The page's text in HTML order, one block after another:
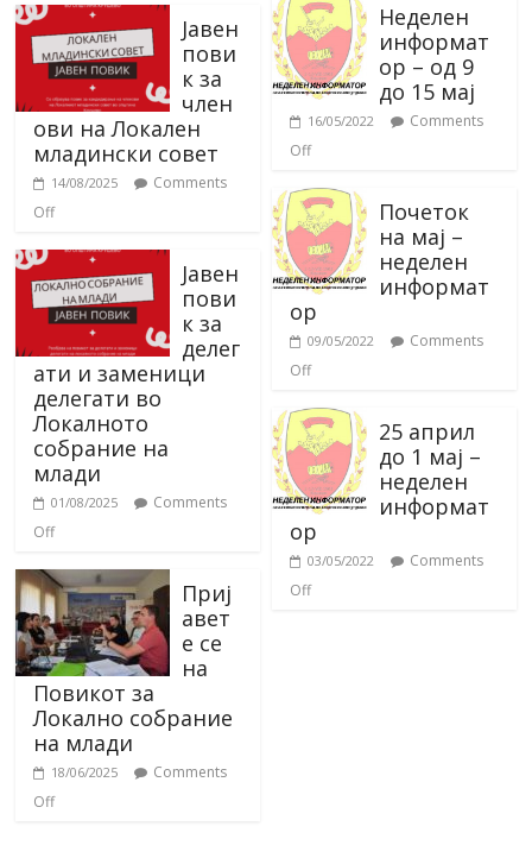
Јавен
пови
к за
член
ови на Локален
младински совет
14/08/2025
Comments
Off
Јавен
пови
к за
делег
ати и заменици
делегати во
Локалното
собрание на
млади
01/08/2025
Comments
Off
Приј
авет
е се
на
Повикот за
Локално собрание
на млади
18/06/2025
Comments
Off
Неделен
информат
ор – од 9
до 15 мај
16/05/2022
Comments
Off
Почеток
на мај –
неделен
информат
ор
09/05/2022
Comments
Off
25 април
до 1 мај –
неделен
информат
ор
03/05/2022
Comments
Off